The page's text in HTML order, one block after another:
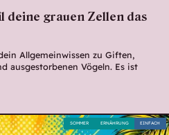
deine grauen Zellen das
Allgemeinwissen zu Giften,
ausgestorbenen Vögeln. Es ist
EINFACH
ERNÄHRUNG
SOMMER